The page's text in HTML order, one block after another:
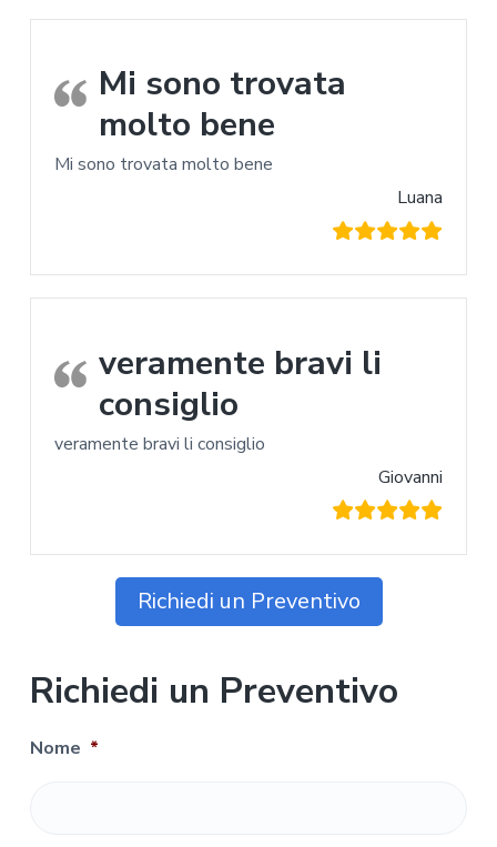
Mi sono trovata
molto bene
Mi sono trovata molto bene
Luana
veramente bravi li
consiglio
veramente bravi li consiglio
Giovanni
Richiedi un Preventivo
Richiedi un Preventivo
Nome *